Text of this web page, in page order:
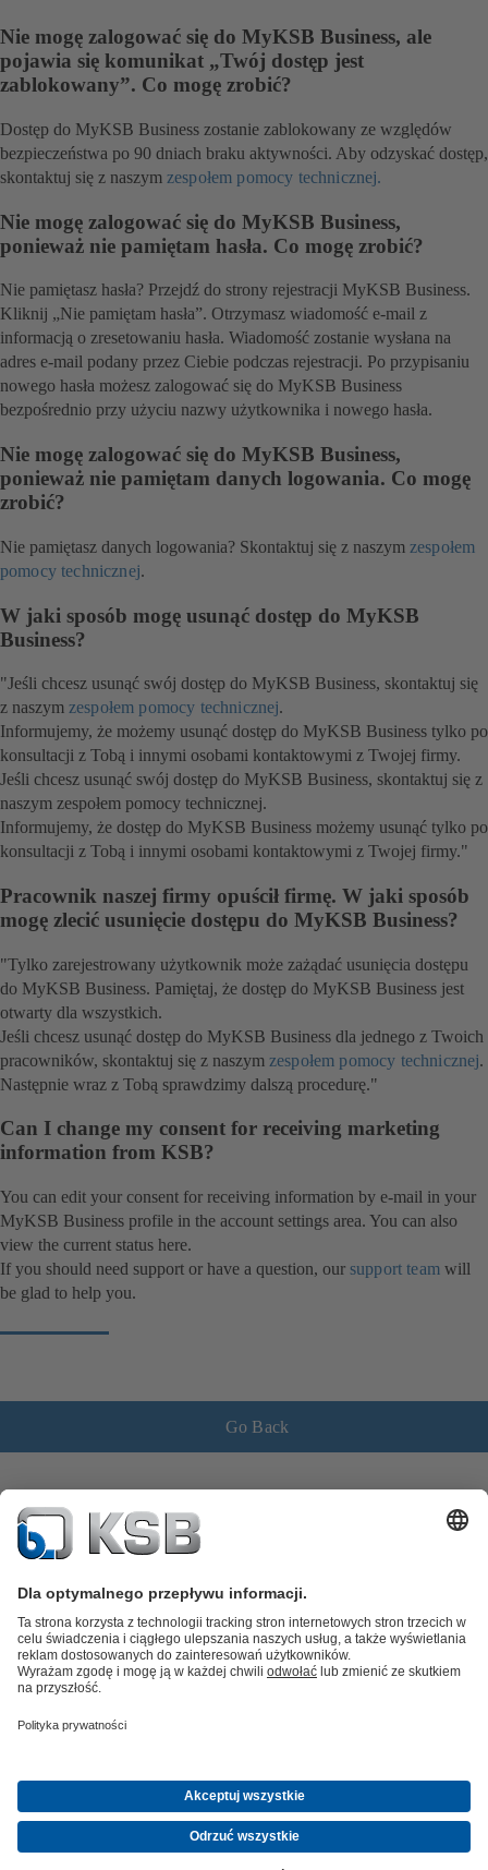
nowej
karcie)
Nie mogę zalogować się do MyKSB Business, ale
pojawia się komunikat „Twój dostęp jest
zablokowany”. Co mogę zrobić?
Dostęp do MyKSB Business zostanie zablokowany ze względów
bezpieczeństwa po 90 dniach braku aktywności. Aby odzyskać dostęp,
skontaktuj się z naszym zespołem pomocy technicznej.
Nie mogę zalogować się do MyKSB Business,
ponieważ nie pamiętam hasła. Co mogę zrobić?
Nie pamiętasz hasła? Przejdź do strony rejestracji MyKSB Business.
Kliknij „Nie pamiętam hasła”. Otrzymasz wiadomość e-mail z
informacją o zresetowaniu hasła. Wiadomość zostanie wysłana na
adres e-mail podany przez Ciebie podczas rejestracji. Po przypisaniu
nowego hasła możesz zalogować się do MyKSB Business
bezpośrednio przy użyciu nazwy użytkownika i nowego hasła.
Nie mogę zalogować się do MyKSB Business,
ponieważ nie pamiętam danych logowania. Co mogę
zrobić?
Nie pamiętasz danych logowania? Skontaktuj się z naszym zespołem
pomocy technicznej.
W jaki sposób mogę usunąć dostęp do MyKSB
Business?
"Jeśli chcesz usunąć swój dostęp do MyKSB Business, skontaktuj się
z naszym zespołem pomocy technicznej.
Informujemy, że możemy usunąć dostęp do MyKSB Business tylko po
konsultacji z Tobą i innymi osobami kontaktowymi z Twojej firmy.
Jeśli chcesz usunąć swój dostęp do MyKSB Business, skontaktuj się z
naszym zespołem pomocy technicznej.
Informujemy, że dostęp do MyKSB Business możemy usunąć tylko po
konsultacji z Tobą i innymi osobami kontaktowymi z Twojej firmy."
Pracownik naszej firmy opuścił firmę. W jaki sposób
mogę zlecić usunięcie dostępu do MyKSB Business?
"Tylko zarejestrowany użytkownik może zażądać usunięcia dostępu
do MyKSB Business. Pamiętaj, że dostęp do MyKSB Business jest
otwarty dla wszystkich.
Jeśli chcesz usunąć dostęp do MyKSB Business dla jednego z Twoich
pracowników, skontaktuj się z naszym zespołem pomocy technicznej.
Następnie wraz z Tobą sprawdzimy dalszą procedurę."
Can I change my consent for receiving marketing
information from KSB?
You can edit your consent for receiving information by e-mail in your
MyKSB Business profile in the account settings area. You can also
view the current status here.
If you should need support or have a question, our support team will
be glad to help you.
Go Back
Katalog produktów
O firmieWydarzeniaAktualnościCareer opportunities at KSBMedia